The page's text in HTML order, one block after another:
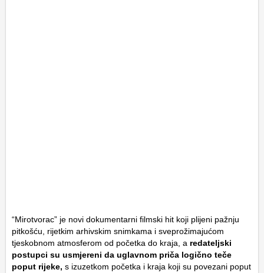
“Mirotvorac” je novi dokumentarni filmski hit koji plijeni pažnju
pitkošću, rijetkim arhivskim snimkama i sveprožimajućom
tjeskobnom atmosferom od početka do kraja, a redateljski
postupci su usmjereni da uglavnom priča logično teče
poput rijeke, s izuzetkom početka i kraja koji su povezani poput